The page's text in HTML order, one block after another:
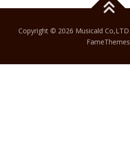
Copyright © 2026 Musicald Co,LTD
FameThemes